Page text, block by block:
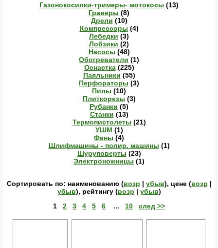
Газонокосилки-тримеры- мотокосы (13)
Граверы (8)
Дрели (10)
Компрессоры (4)
Лебедки (3)
Лобзики (2)
Насосы (48)
Обогреватели (1)
Оснастка(225)
Паяльники (55)
Перфораторы (3)
Пилы (10)
Плиткорезы (3)
Рубанки (5)
Станки (13)
Термопистолеты (21)
УШМ (1)
Фены (4)
Шлифмашины - полир. машины (1)
Шуруповерты (23)
Электроножницы (1)
Сортировать по: наименованию (возр | убыв), цене (возр |
убыв), рейтингу (возр | убыв)
1
2 3 4 5 6 ... 10 след >>